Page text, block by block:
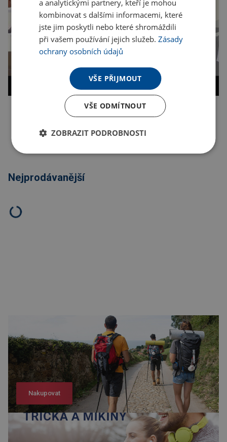
Kopírovat odkaz
Nejprodávanější
Nakupovat
a analytickými partnery, kteří je mohou
kombinovat s dalšími informacemi, které
jste jim poskytli nebo které shromáždili
při vašem používání jejich služeb.Zásady
ochrany osobních údajů
VŠE PŘIJMOUT
VŠE ODMÍTNOUT
ZOBRAZIT PODROBNOSTI